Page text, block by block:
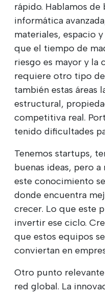
rápido. Hablamos
informática
materiales, espacio y
que el tiempo de
riesgo es mayor y la
requiere otro tipo
también estas áreas
estructural,
competitiva real.
tenido dificultades
Tenemos startups,
buenas ideas, pero
este conocimiento
donde encuentra
crecer. Lo que este
invertir ese ciclo.
que estos equipos
conviertan en
Otro punto
red global. La